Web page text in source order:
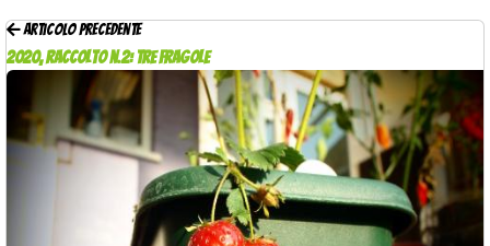
Articolo precedente
2020, raccolto n.2: tre fragole